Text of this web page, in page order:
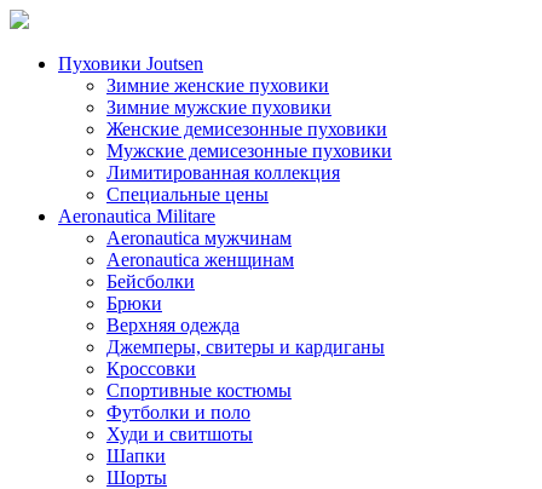
Пуховики Joutsen
Зимние женские пуховики
Зимние мужские пуховики
Женские демисезонные пуховики
Мужские демисезонные пуховики
Лимитированная коллекция
Специальные цены
Aeronautica Militare
Aeronautica мужчинам
Aeronautica женщинам
Бейсболки
Брюки
Верхняя одежда
Джемперы, свитеры и кардиганы
Кроссовки
Спортивные костюмы
Футболки и поло
Худи и свитшоты
Шапки
Шорты